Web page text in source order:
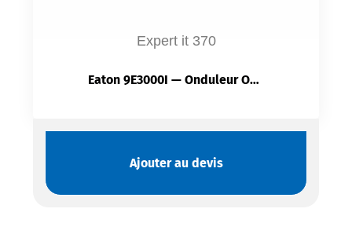
Expert it 370
Eaton 9E3000I — Onduleur Online Double Conversion | 3 000 VA / 2 400 W | VMware & Hyper-V
Ajouter au devis